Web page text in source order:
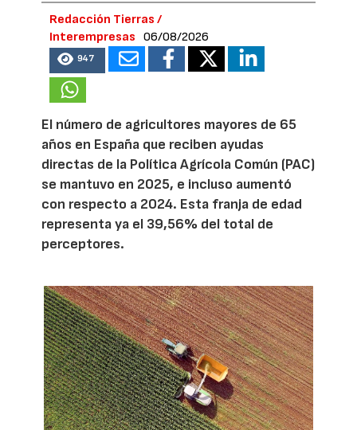
Redacción Tierras /
Interempresas
06/08/2026
947
El número de agricultores mayores de 65
años en España que reciben ayudas
directas de la Política Agrícola Común (PAC)
se mantuvo en 2025, e incluso aumentó
con respecto a 2024. Esta franja de edad
representa ya el 39,56% del total de
perceptores.